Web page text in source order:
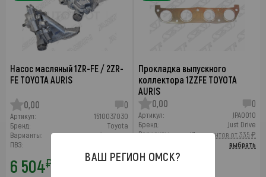
Насос масляный 1ZR-FE / 2ZR-
FE TOYOTA AURIS
0,00 0
Артикул:
1510037030
Бренд:
Toyota
Варианты:
1 вариант
ПВЗ:
6 504₽
Прокладка выпускного
коллектора 1ZZFE TOYOTA
AURIS
0,00
0
Артикул:
JPA0010
Бренд:
Just Drive
Варианты:
47 вариантов от 335 ₽
выбрать
325₽
ВАШ РЕГИОН ОМСК?